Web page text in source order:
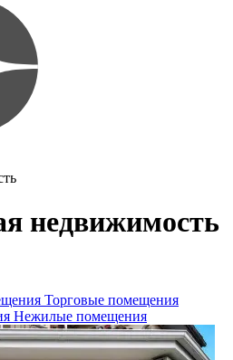
недвижимость
Торговые помещения
Нежилые помещения